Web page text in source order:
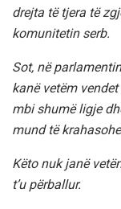
drejta të tjera të
komunitetin serb.
Sot, në
kanë vetëm
mbi shumë ligje
mund të
Këto nuk janë
t’u përballur.